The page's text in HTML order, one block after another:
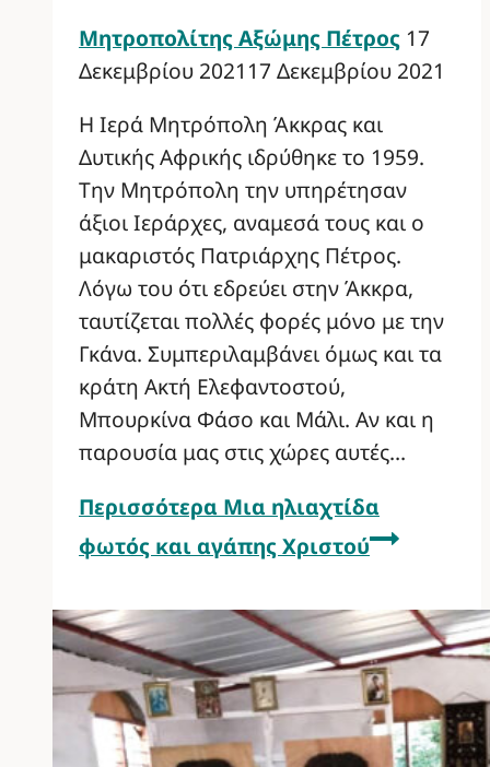
Μητροπολίτης Αξώμης Πέτρος 17
Δεκεμβρίου 2021 17 Δεκεμβρίου 2021
Η Ιερά Μητρόπολη Άκκρας και
Δυτικής Αφρικής ιδρύθηκε το 1959.
Την Μητρόπολη την υπηρέτησαν
άξιοι Ιεράρχες, αναμεσά τους και ο
μακαριστός Πατριάρχης Πέτρος.
Λόγω του ότι εδρεύει στην Άκκρα,
ταυτίζεται πολλές φορές μόνο με την
Γκάνα. Συμπεριλαμβάνει όμως και τα
κράτη Ακτή Ελεφαντοστού,
Μπουρκίνα Φάσο και Μάλι. Αν και η
παρουσία μας στις χώρες αυτές…
Περισσότερα Μια ηλιαχτίδα
φωτός και αγάπης Χριστού